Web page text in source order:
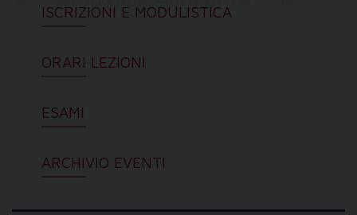
ISCRIZIONI E MODULISTICA
ORARI LEZIONI
ESAMI
ARCHIVIO EVENTI